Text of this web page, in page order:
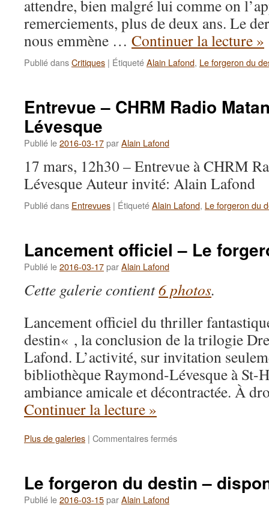
attendre, bien malgré lui comme on
remerciements, plus de deux ans. Le
nous emmène … Continuer la lecture »
Publié dansCritiques | ÉtiquetéAlain Lafond, Le forgeron du
Entrevue – CHRM Radio
Lévesque
Publié le2016-03-17parAlain Lafond
17 mars, 12h30 – Entrevue à CHRM
Lévesque Auteur invité: Alain Lafond
Publié dans Entrevues | ÉtiquetéAlain Lafond, Le forgeron du
Lancement officiel – Le
Publié le2016-03-17parAlain Lafond
Cette galerie contient6 photos.
Lancement officiel du thriller
destin« , la conclusion de la trilogie
Lafond. L’activité, sur invitation
bibliothèque Raymond-Lévesque à St-
ambiance amicale et décontractée. À
Continuer la lecture »
Plus de galeries | Commentaires fermés
Le
Le forgeron du destin –
Publié le2016-03-15parAlain Lafond